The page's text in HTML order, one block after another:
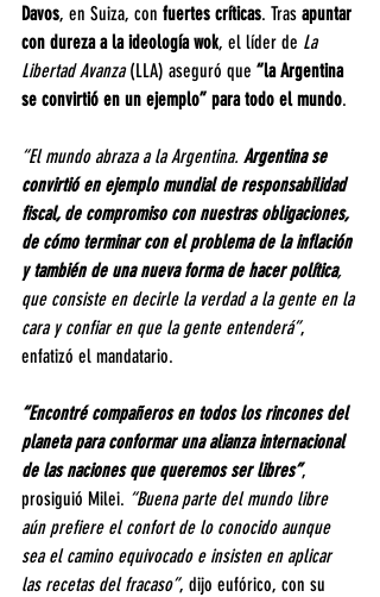
Davos, en Suiza, con fuertes críticas. Tras apuntar
con dureza a la ideología wok, el líder de La
Libertad Avanza (LLA) aseguró que “la Argentina
se convirtió en un ejemplo” para todo el mundo.
“El mundo abraza a la Argentina. Argentina se
convirtió en ejemplo mundial de responsabilidad
fiscal, de compromiso con nuestras obligaciones,
de cómo terminar con el problema de la inflación
y también de una nueva forma de hacer política,
que consiste en decirle la verdad a la gente en la
cara y confiar en que la gente entenderá”,
enfatizó el mandatario.
“Encontré compañeros en todos los rincones del
planeta para conformar una alianza internacional
de las naciones que queremos ser libres”,
prosiguió Milei. “Buena parte del mundo libre
aún prefiere el confort de lo conocido aunque
sea el camino equivocado e insisten en aplicar
las recetas del fracaso”, dijo eufórico, con su